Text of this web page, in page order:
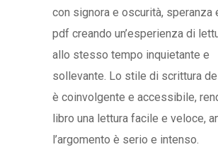
con signora e oscurità, speranza
pdf creando un’esperienza di
allo stesso tempo inquietante e
sollevante. Lo stile di scrittura
è coinvolgente e accessibile,
libro una lettura facile e veloce,
l’argomento è serio e intenso.